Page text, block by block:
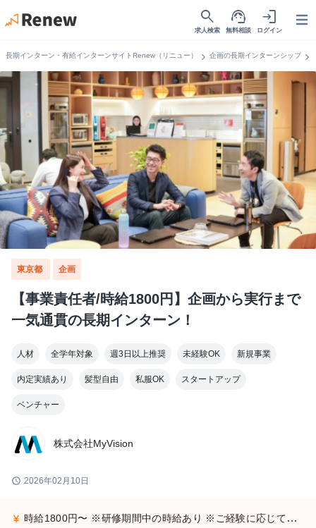
search
求人検索
support_agent
無料相談
login
ログイン
長期インターン・有給インターンサイトRenew（リニュー） chevron_right 企画の長期インターンシップchevron_right
東京都 企画
【事業責任者/時給1800円】企画から実行まで
一気通貫の長期インターン！
人材 全学年対象 週3日以上推奨 未経験OK 新規事業
内定実績あり 髪型自由 私服OK スタートアップ
ベンチャー
株式会社MyVision
schedule 2026年02月10日
currency_yen 時給1800円〜 ※研修期間中の時給あり ※ご経験に応じて変動いたします（1500~1800円）